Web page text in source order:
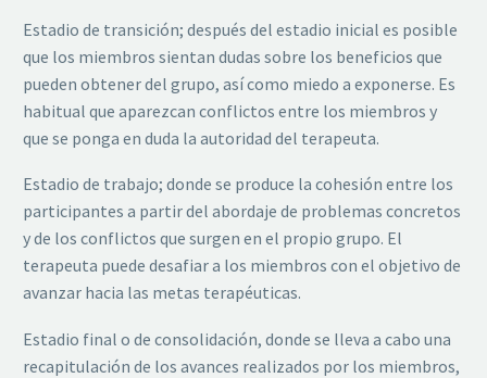
Estadio de transición; después del estadio inicial es posible
que los miembros sientan dudas sobre los beneficios que
pueden obtener del grupo, así como miedo a exponerse. Es
habitual que aparezcan conflictos entre los miembros y
que se ponga en duda la autoridad del terapeuta.
Estadio de trabajo; donde se produce la cohesión entre los
participantes a partir del abordaje de problemas concretos
y de los conflictos que surgen en el propio grupo. El
terapeuta puede desafiar a los miembros con el objetivo de
avanzar hacia las metas terapéuticas.
Estadio final o de consolidación, donde se lleva a cabo una
recapitulación de los avances realizados por los miembros,